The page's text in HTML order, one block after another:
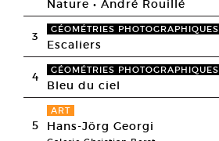
Nature • André Rouillé
3 GÉOMÉTRIES PHOTOGRAPHIQUES
Escaliers
4 GÉOMÉTRIES PHOTOGRAPHIQUES
Bleu du ciel
5
ART
Hans-Jörg Georgi